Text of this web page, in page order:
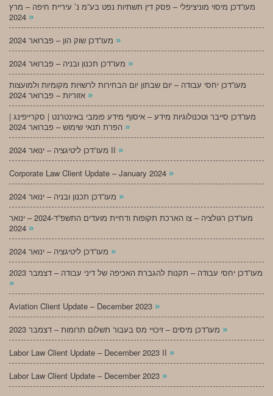
מעו”דכן מיסוי מוניציפלי – פסק דין תשתיות נפט בע”מ נ’ עיריית חיפה – מרץ
»
»
»
מעו”דכן יחסי עבודה – יום שבתון יום הבחירות לרשויות מקומיות ולמועצות
»
מעו”דכן סייבר וטכנולוגיות מידע – איסוף מידע פומבי באינטרנט | סקרייפינג |
»
מעו”דכן ליטיגציה – ינואר 2024 II »
Corporate Law Client Update – January 2024 »
»
מעו”דכן רגולציה – צו הארכת תקופות ודחיית מועדים התשפ”ד-2024 – ינואר
»
»
מעו”דכן יחסי עבודה – תקנות להגברת האכיפה של דיני עבודה – דצמבר 2023
»
Aviation Client Update – December 2023 »
»
Labor Law Client Update – December 2023 II »
Labor Law Client Update – December 2023 »